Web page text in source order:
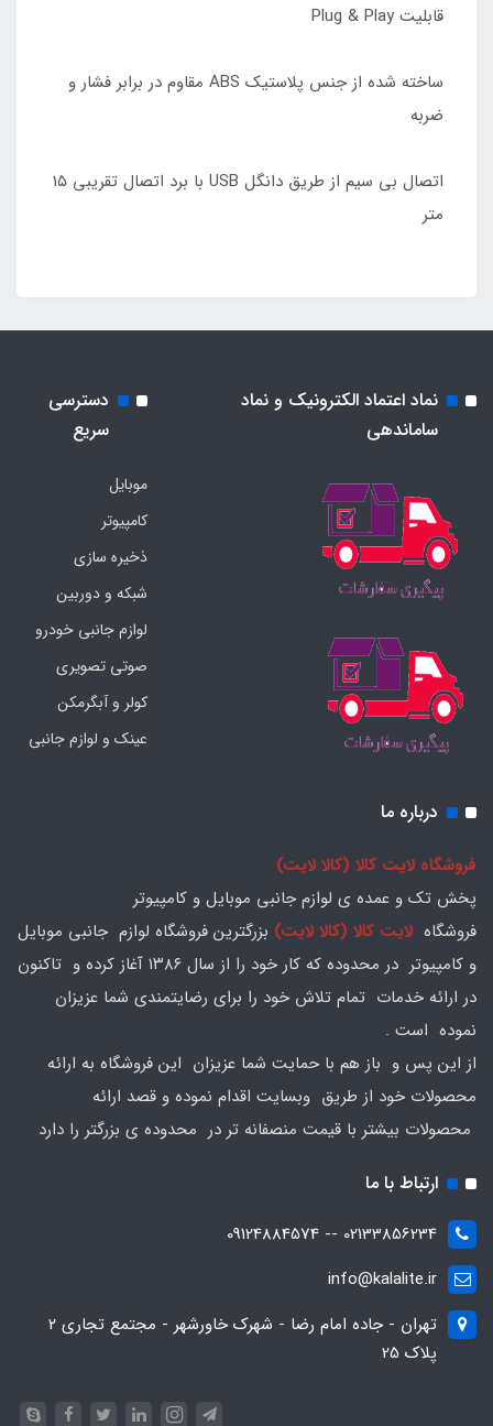
قابلیت Plug & Play
ساخته شده از جنس پلاستیک ABS مقاوم در برابر فشار و
ضربه
اتصال بی سیم از طریق دانگل USB با برد اتصال تقریبی ۱۵
متر
نماد اعتماد الکترونیک و نماد
ساماندهی
دسترسی
سریع
موبایل
کامپیوتر
ذخیره سازی
شبکه و دوربین
لوازم جانبی خودرو
صوتی تصویری
کولر و آبگرمکن
عینک و لوازم جانبی
درباره ما
فروشگاه لایت کالا (کالا لایت)
پخش تک و عمده ی لوازم جانبی موبایل و کامپیوتر
فروشگاه لایت کالا (کالا لایت) بزرگترین فروشگاه لوازم جانبی موبایل
و کامپیوتر در محدوده که کار خود را از سال ۱۳۸۶ آغاز کرده و تاکنون
در ارائه خدمات تمام تلاش خود را برای رضایتمندی شما عزیزان
نموده است .
از این پس و باز هم با حمایت شما عزیزان این فروشگاه به ارائه
محصولات خود از طریق وبسایت اقدام نموده و قصد ارائه
محصولات بیشتر با قیمت منصفانه تر در محدوده ی بزرگتر را دارد
ارتباط با ما
02133856234 -- 09124884574
info@kalalite.ir
تهران - جاده امام رضا - شهرک خاورشهر - مجتمع تجاری 2
پلاک 25